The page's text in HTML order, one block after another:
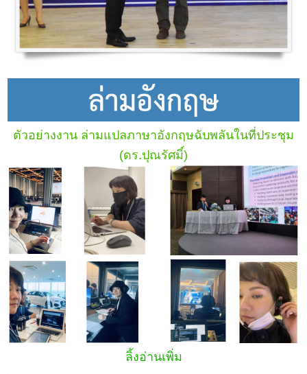
ตัวอย่างงาน ล่ามแปลภาษาอังกฤษฉับพลันในที่ประชุม
(ดร.ปุณรัศมิ์)
ลิ้งอ่านเพิ่ม